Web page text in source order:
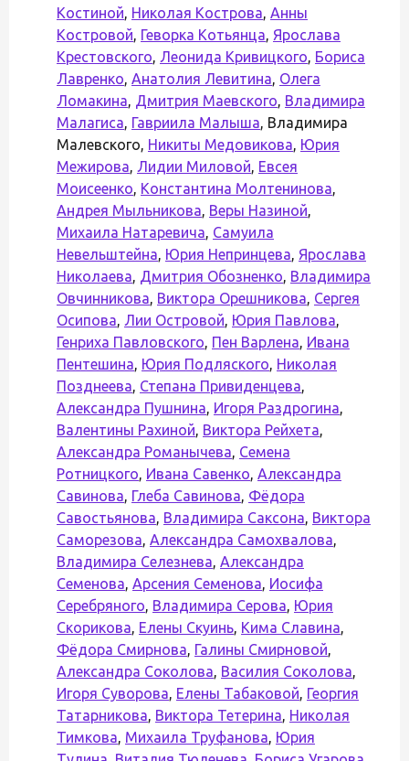
Костиной, Николая Кострова, Анны
Костровой, Геворка Котьянца, Ярослава
Крестовского, Леонида Кривицкого, Бориса
Лавренко, Анатолия Левитина, Олега
Ломакина, Дмитрия Маевского, Владимира
Малагиса, Гавриила Малыша, Владимира
Малевского, Никиты Медовикова, Юрия
Межирова, Лидии Миловой, Евсея
Моисеенко, Константина Молтенинова,
Андрея Мыльникова, Веры Назиной,
Михаила Натаревича, Самуила
Невельштейна, Юрия Непринцева, Ярослава
Николаева, Дмитрия Обозненко, Владимира
Овчинникова, Виктора Орешникова, Сергея
Осипова, Лии Островой, Юрия Павлова,
Генриха Павловского, Пен Варлена, Ивана
Пентешина, Юрия Подляского, Николая
Позднеева, Степана Привиденцева,
Александра Пушнина, Игоря Раздрогина,
Валентины Рахиной, Виктора Рейхета,
Александра Романычева, Семена
Ротницкого, Ивана Савенко, Александра
Савинова, Глеба Савинова, Фёдора
Савостьянова, Владимира Саксона, Виктора
Саморезова, Александра Самохвалова,
Владимира Селезнева, Александра
Семенова, Арсения Семенова, Иосифа
Серебряного, Владимира Серова, Юрия
Скорикова, Елены Скуинь, Кима Славина,
Фёдора Смирнова, Галины Смирновой,
Александра Соколова, Василия Соколова,
Игоря Суворова, Елены Табаковой, Георгия
Татарникова, Виктора Тетерина, Николая
Тимкова, Михаила Труфанова, Юрия